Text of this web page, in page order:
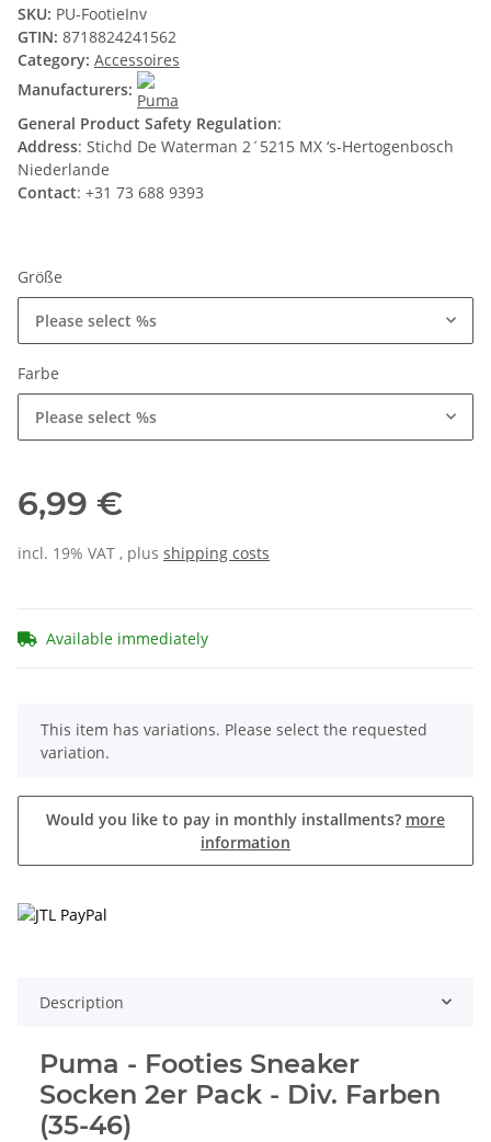
SKU: PU-FootieInv
GTIN: 8718824241562
Category: Accessoires
Manufacturers:
General Product Safety Regulation:
Address: Stichd De Waterman 2´5215 MX ‘s-Hertogenbosch
Niederlande
Contact: +31 73 688 9393
Größe
Please select %s
Farbe
Please select %s
6,99 €
incl. 19% VAT , plus shipping costs
Available immediately
x
This item has variations. Please select the requested
variation.
Would you like to pay in monthly installments? more
information
Description
Puma - Footies Sneaker
Socken 2er Pack - Div. Farben
(35-46)